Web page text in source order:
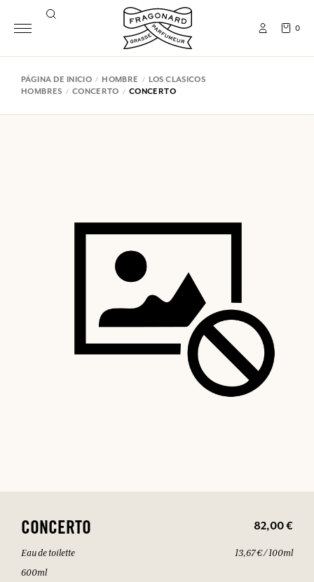
0
PÁGINA DE INICIO HOMBRE
LOS CLASICOS
HOMBRES
CONCERTO CONCERTO
CONCERTO 82,00 €
Eau de toilette
600ml
13,67 € / 100ml